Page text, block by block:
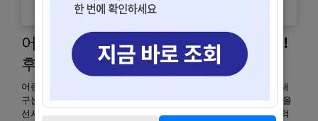
어린이날 대구 가볼만한 곳 추천 7가지!
후회 없는 선택
어린이날 대구 가볼만한 곳 추천 7가지! 후회 없는 선택 어린이날 대
구는 이월드, 과학관, 미술관 등 다채로운 장소에서 풍성한 즐거움을
선사합니다. 매년 다가오는 어린이날, 우리 아이들에게 특별한 추억